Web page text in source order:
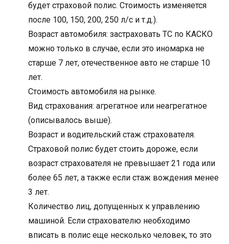
будет страховой полис. Стоимость изменяется
после 100, 150, 200, 250 л/с и т.д.).
Возраст автомобиля: застраховать ТС по КАСКО
можно только в случае, если это иномарка не
старше 7 лет, отечественное авто не старше 10
лет.
Стоимость автомобиля на рынке.
Вид страхования: агрегатное или неагрегатное
(описывалось выше).
Возраст и водительский стаж страхователя.
Страховой полис будет стоить дороже, если
возраст страхователя не превышает 21 года или
более 65 лет, а также если стаж вождения менее
3 лет.
Количество лиц, допущенных к управлению
машиной. Если страхователю необходимо
вписать в полис еще несколько человек, то это